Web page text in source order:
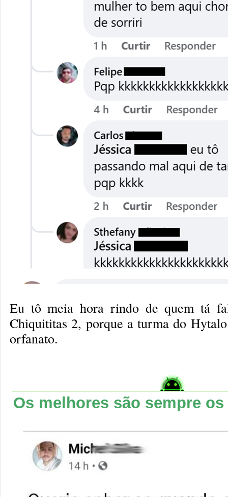
Eu tô meia hora rindo de quem tá
Chiquititas 2, porque a turma do
orfanato.
Os melhores são sempre